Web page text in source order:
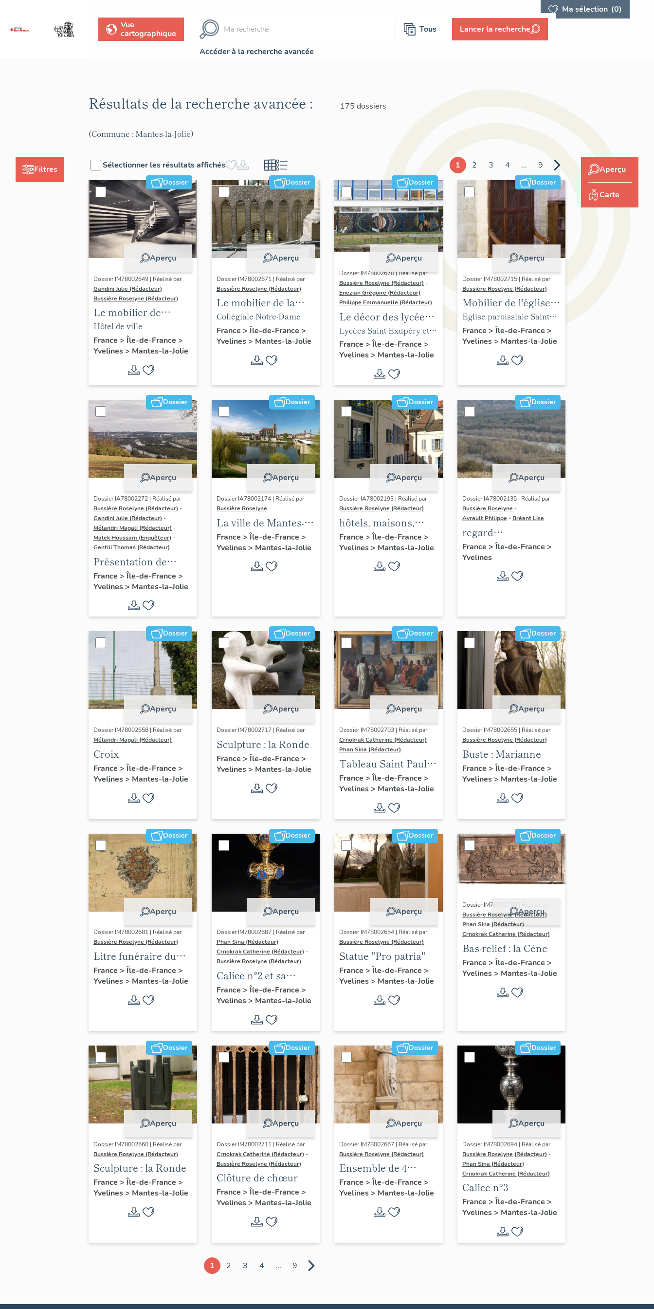
Ma sélection (0)
Vue
cartographique
Tous Lancer la recherche
Accéder à la recherche avancée
Filtres
Résultats de la recherche avancée : 175 dossiers
(Commune : Mantes-la-Jolie)
Sélectionner les résultats affichés 1 2 3 4 ... 9
Dossier
Aperçu
Dossier IM78002649 | Réalisé par
Gandini Julie (Rédacteur) -
Bussière Roselyne (Rédacteur)
Le mobilier de
l'hôtel de ville
Hôtel de ville
France > Île-de-France >
Yvelines> Mantes-la-Jolie
Dossier
Aperçu
Dossier IM78002671 | Réalisé par
Bussière Roselyne (Rédacteur)
Le mobilier de la
collégiale
Collégiale Notre-Dame
France > Île-de-France >
Yvelines> Mantes-la-Jolie
Dossier
Aperçu
Dossier IM78002670 | Réalisé par
Bussière Roselyne (Rédacteur) -
Enezian Grégoire (Rédacteur) -
Philippe Emmanuelle (Rédacteur)
Le décor des lycées
de Mantes
Lycées Saint-Exupéry et
Jean Rostand
France > Île-de-France >
Yvelines> Mantes-la-Jolie
Dossier
Aperçu
Dossier IM78002715 | Réalisé par
Bussière Roselyne (Rédacteur)
Mobilier de l'église
Sainte-Anne de
Gassicourt
Eglise paroissiale Sainte-
Anne
France > Île-de-France >
Yvelines> Mantes-la-Jolie
Dossier
Aperçu
Dossier IA78002272 | Réalisé par
Bussière Roselyne (Rédacteur) -
Gandini Julie (Rédacteur) -
Mélandri Magali (Rédacteur) -
Malek Houssam (Enquêteur) -
Gentili Thomas (Rédacteur)
Présentation de
l'étude
France > Île-de-France >
Yvelines> Mantes-la-Jolie
Dossier
Aperçu
Dossier IA78002174 | Réalisé par
Bussière Roselyne
La ville de Mantes-la-
Jolie
France > Île-de-France >
Yvelines> Mantes-la-Jolie
Dossier
Aperçu
Dossier IA78002193 | Réalisé par
Bussière Roselyne (Rédacteur)
hôtels, maisons,
immeubles
France > Île-de-France >
Yvelines> Mantes-la-Jolie
Dossier
Aperçu
Dossier IA78002135 | Réalisé par
Bussière Roselyne -
Ayrault Philippe - Bréant Lise
regard
photographique sur
le territoire de Seine-
France > Île-de-France >
Yvelines
Dossier
Aperçu
Dossier IM78002658 | Réalisé par
Mélandri Magali (Rédacteur)
Croix
France > Île-de-France >
Yvelines> Mantes-la-Jolie
Dossier
Aperçu
Dossier IM78002717 | Réalisé par
Sculpture : la Ronde
France > Île-de-France >
Yvelines> Mantes-la-Jolie
Dossier
Aperçu
Dossier IM78002703 | Réalisé par
Crnokrak Catherine (Rédacteur) -
Phan Sina (Rédacteur)
Tableau Saint Paul à
Athènes
France > Île-de-France >
Yvelines> Mantes-la-Jolie
Dossier
Aperçu
Dossier IM78002655 | Réalisé par
Bussière Roselyne (Rédacteur)
Buste : Marianne
France > Île-de-France >
Yvelines> Mantes-la-Jolie
Dossier
Aperçu
Dossier IM78002681 | Réalisé par
Bussière Roselyne (Rédacteur)
Litre funéraire du
prince de Conti
France > Île-de-France >
Yvelines> Mantes-la-Jolie
Dossier
Aperçu
Dossier IM78002687 | Réalisé par
Phan Sina (Rédacteur) -
Crnokrak Catherine (Rédacteur) -
Bussière Roselyne (Rédacteur)
Calice n°2 et sa
patène
France > Île-de-France >
Yvelines> Mantes-la-Jolie
Dossier
Aperçu
Dossier IM78002654 | Réalisé par
Bussière Roselyne (Rédacteur)
Statue "Pro patria"
France > Île-de-France >
Yvelines> Mantes-la-Jolie
Dossier
Aperçu
Dossier IM78002709 | Réalisé par
Bussière Roselyne (Rédacteur)
Phan Sina (Rédacteur)
Crnokrak Catherine (Rédacteur)
Bas-relief : la Cène
France > Île-de-France >
Yvelines> Mantes-la-Jolie
Dossier
Aperçu
Dossier IM78002660 | Réalisé par
Bussière Roselyne (Rédacteur)
Sculpture : la Ronde
France > Île-de-France >
Yvelines> Mantes-la-Jolie
Dossier
Aperçu
Dossier IM78002711 | Réalisé par
Crnokrak Catherine (Rédacteur) -
Bussière Roselyne (Rédacteur)
Clôture de chœur
France > Île-de-France >
Yvelines> Mantes-la-Jolie
Dossier
Aperçu
Dossier IM78002667 | Réalisé par
Bussière Roselyne (Rédacteur)
Ensemble de 4
statues
France > Île-de-France >
Yvelines> Mantes-la-Jolie
Dossier
Aperçu
Dossier IM78002694 | Réalisé par
Bussière Roselyne (Rédacteur) -
Phan Sina (Rédacteur) -
Crnokrak Catherine (Rédacteur)
Calice n°3
France > Île-de-France >
Yvelines> Mantes-la-Jolie
1 2 3 4 ... 9
Aperçu
Carte